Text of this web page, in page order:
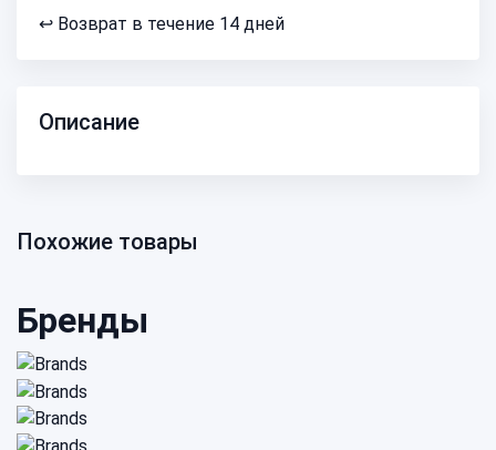
↩ Возврат в течение 14 дней
Описание
Похожие товары
Бренды